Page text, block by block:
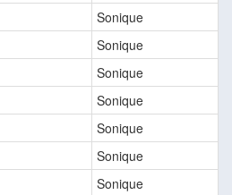
Sonique
Sonique
Sonique
Sonique
Sonique
Sonique
Sonique